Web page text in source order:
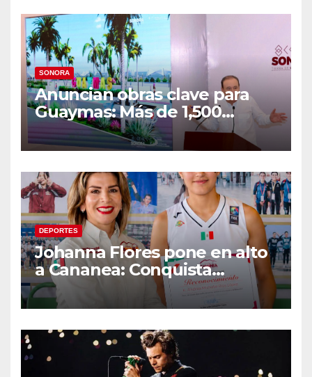
SONORA
Anuncian obras clave para
Guaymas: Más de 1,500
viviendas, modernización del
malecón y nuevo hospital del
DEPORTES
Johanna Flores pone en alto
a Cananea: Conquista
medalla de plata con la
Selección Mexicana Sub-20
Centroamericanos